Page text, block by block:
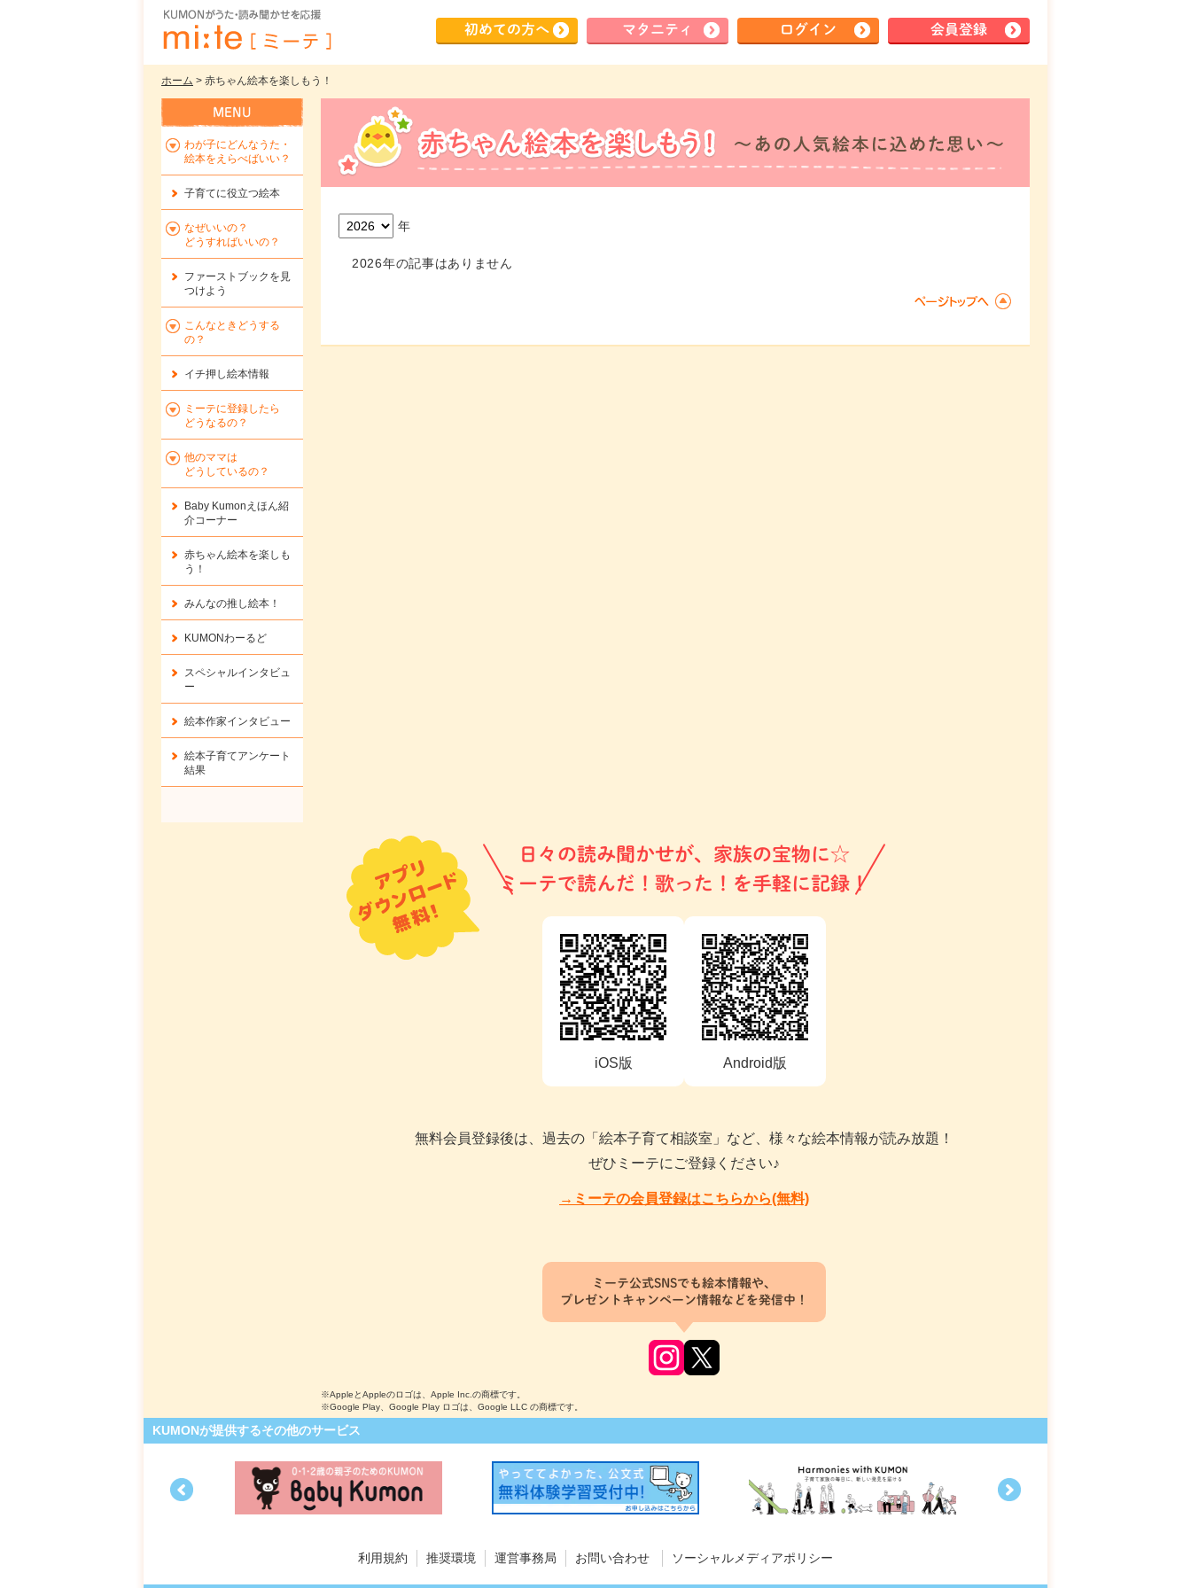
初めての方へ マタ ニティ ログイン 会員登録
ホーム > 赤ちゃん絵本を楽しもう！
年
2026年の記事はありません
わが子にどんなうた・
絵本をえらべばいい？
子育てに役立つ絵本
なぜいいの？
どうすればいいの？
ファーストブックを 見
つけよう
こんなときどうする
の？
イチ押し絵本情報
ミーテに登録したら
どうなるの？
他のママは
どうしているの？
Baby Kumonえほん紹
介コーナー
赤ちゃん絵本を楽しも
う！
みんなの推し絵本！
KUMONわーるど
スペシャルインタビュ
ー
絵本作家インタビュー
絵本子育てアンケート
結果
日々の読み聞かせが、家族の宝物に☆
ミーテで読んだ！歌った！を手軽に記録！
iOS版 Android版
無料会員登録後は、過去の「絵本子育て相談室」など、様々な絵本情報が読み放題！
ぜひミーテにご登録ください♪
→ミーテの会員登録はこちらから(無料)
ミーテ公式SNSでも絵本情報や、
プレゼントキャンペーン情報などを発信中！
※AppleとAppleのロゴは、Apple Inc.の商標です。
※Google Play、Google Play ロゴは、Google LLC の商標です。
KUMONが提供するその他のサービス
利用規約 推奨環境 運営事務局 お問い合わせ ソーシャルメディアポリシー